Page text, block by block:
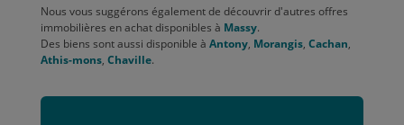
Nous vous suggérons également de découvrir d'autres offres
immobilières en achat disponibles à Massy.
Des biens sont aussi disponible à Antony, Morangis, Cachan,
Athis-mons, Chaville.